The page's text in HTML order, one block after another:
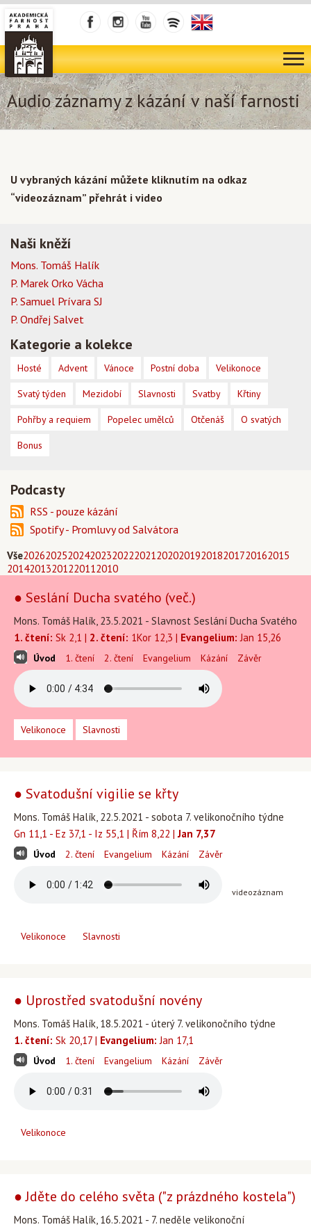
Audio záznamy z kázání v naší farnosti
Vše202620252024202320222021202020192018201720162015
20142013201220112010
● Seslání Ducha svatého (več.)
Mons. Tomáš Halík, 23.5.2021 - Slavnost Seslání Ducha Svatého
1. čtení: Sk 2,1 | 2. čtení: 1Kor 12,3 | Evangelium: Jan 15,26
Úvod 1. čtení 2. čtení Evangelium Kázání Závěr
Velikonoce Slavnosti
● Svatodušní vigilie se křty
Mons. Tomáš Halík, 22.5.2021 - sobota 7. velikonočního týdne
Gn 11,1 - Ez 37,1 - Iz 55,1 | Řím 8,22 |Jan 7,37
Úvod 2. čtení Evangelium Kázání Závěr
videozáznam
Velikonoce Slavnosti
● Uprostřed svatodušní novény
Mons. Tomáš Halík, 18.5.2021 - úterý 7. velikonočního týdne
1. čtení: Sk 20,17 | Evangelium: Jan 17,1
Úvod 1. čtení Evangelium Kázání Závěr
Velikonoce
● Jděte do celého světa ("z prázdného kostela")
Mons. Tomáš Halík, 16.5.2021 - 7. neděle velikonoční
U vybraných kázání můžete kliknutím na odkaz
“videozáznam” přehrát i video
Naši kněží
Mons. Tomáš Halík
P. Marek Orko Vácha
P. Samuel Prívara SJ
P. Ondřej Salvet
Kategorie a kolekce
Hosté Advent Vánoce Postní doba Velikonoce
Svatý týden Mezidobí Slavnosti Svatby Křtiny
Pohřby a requiem Popelec umělců Otčenáš O svatých
Bonus
Podcasty
RSS - pouze kázání
Spotify - Promluvy od Salvátora